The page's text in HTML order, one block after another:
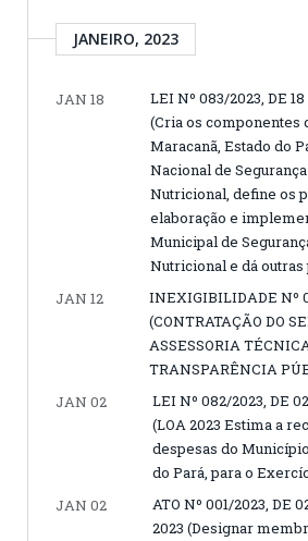
JANEIRO, 2023
JAN 18
LEI Nº 083/2023, DE
(Cria os componentes
Maracanã, Estado do
Nacional de
Nutricional, define os
elaboração e
Municipal de
Nutricional e dá
JAN 12
INEXIGIBILIDADE Nº
(CONTRATAÇÃO DO
ASSESSORIA
TRANSPARÊNCIA
JAN 02
LEI Nº 082/2023, DE
(LOA 2023 Estima a
despesas do
do Pará, para o
JAN 02
ATO Nº 001/2023, DE
2023 (Designar